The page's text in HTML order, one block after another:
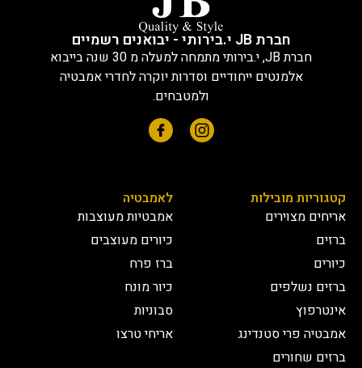
חברת JB י.בירותי - יבואנים רשמיים
חברת JB, י.בירותי מתמחה למעלה מ 30 שנה בייבוא
אלמנטים ייחודיים וסדרות יוקרה לחדרי אמבטיה
ולמטבחים.
קטגוריות מובילות
אריחים מצוירים
ברזים
כיורים
ברזים נשלפים
אינטרפוץ
אמבטיה פרי סטנדינג
ברזים שחורים
לאמבטיה
אמבטיות מעוצבות
כיורים מעוצבים
ברז פרח
כיור מונח
סבוניות
אריחי טרצו